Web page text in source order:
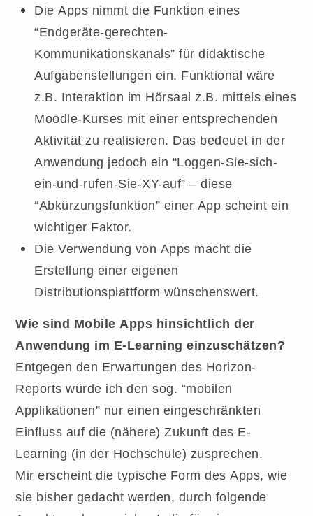
Die Apps nimmt die Funktion eines
“Endgeräte-gerechten-
Kommunikationskanals” für didaktische
Aufgabenstellungen ein. Funktional wäre
z.B. Interaktion im Hörsaal z.B. mittels eines
Moodle-Kurses mit einer entsprechenden
Aktivität zu realisieren. Das bedeuet in der
Anwendung jedoch ein “Loggen-Sie-sich-
ein-und-rufen-Sie-XY-auf” – diese
“Abkürzungsfunktion” einer App scheint ein
wichtiger Faktor.
Die Verwendung von Apps macht die
Erstellung einer eigenen
Distributionsplattform wünschenswert.
Wie sind Mobile Apps hinsichtlich der
Anwendung im E-Learning einzuschätzen?
Entgegen den Erwartungen des Horizon-
Reports würde ich den sog. “mobilen
Applikationen” nur einen eingeschränkten
Einfluss auf die (nähere) Zukunft des E-
Learning (in der Hochschule) zusprechen.
Mir erscheint die typische Form des Apps, wie
sie bisher gedacht werden, durch folgende